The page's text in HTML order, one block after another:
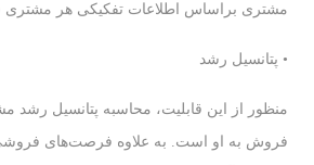
مشتری براساس اطلاعات تفکیکی هر مشتری
• پتانسیل رشد
منظور از این قابلیت، محاسبه پتانسیل رشد
فروش به او است. به علاوه فرصت‌های